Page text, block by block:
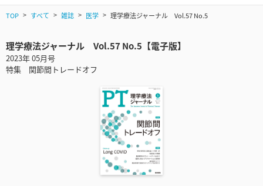
TOP すべて 雑誌 医学 理学療法ジャーナル Vol.57 No.5
理学療法ジャーナル Vol.57 No.5【電子版】
2023年 05月号
特集 関節間トレードオフ